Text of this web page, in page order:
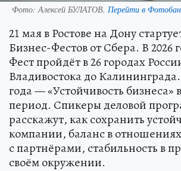
Фото: Алексей БУЛАТОВ. Перейти в
21 мая в Ростове на Дону
Бизнес-Фестов от Сбера. В 2026
Фест пройдёт в 26 городах
Владивостока до
года — «Устойчивость бизнеса»
период. Спикеры деловой
расскажут, как сохранить
компании, баланс в
с партнёрами, стабильность в
своём окружении.